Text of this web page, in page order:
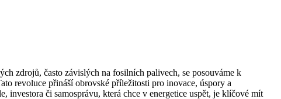
zdrojů, často závislých na fosilních palivech, se posouváme k
revoluce přináší obrovské příležitosti pro inovace, úspory a
investora či samosprávu, která chce v energetice uspět, je klíčové mít